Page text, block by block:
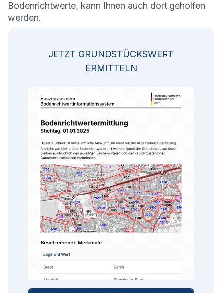
Bodenrichtwerte, kann Ihnen auch dort geholfen
werden.
JETZT GRUNDSTÜCKSWERT
ERMITTELN